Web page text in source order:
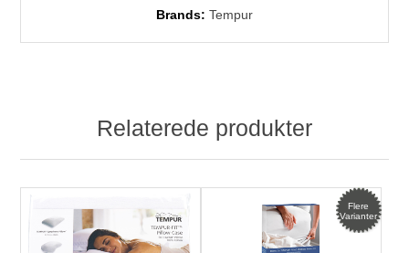
Brands: Tempur
Relaterede produkter
Flere
Varianter